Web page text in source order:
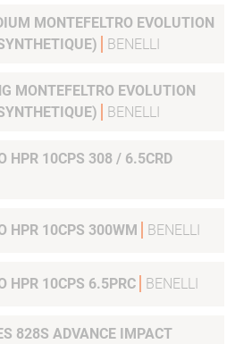
MONTEFELTRO EVOLUTION
BENELLI
MONTEFELTRO EVOLUTION
BENELLI
HPR 10CPS 308 / 6.5CRD
HPR 10CPS 300WM BENELLI
HPR 10CPS 6.5PRC BENELLI
828S ADVANCE IMPACT